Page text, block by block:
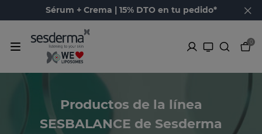
Sérum + Crema | 15% DTO en tu pedido*
0
Productos de la línea
SESBALANCE de Sesderma